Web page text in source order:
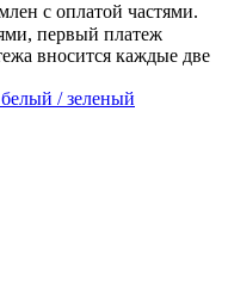
с оплатой частями.
первый платеж
вносится каждые две
/ зеленый